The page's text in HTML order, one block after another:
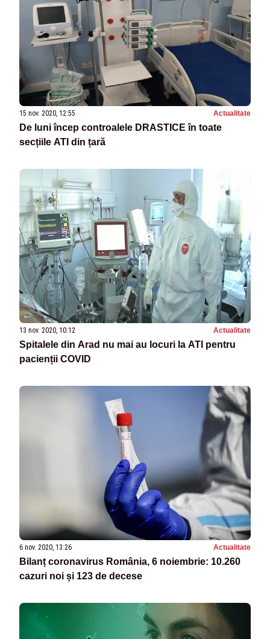
15 nov. 2020, 12:55 Actualitate
De luni încep controalele DRASTICE în toate
secțiile ATI din țară
13 nov. 2020, 10:12 Actualitate
Spitalele din Arad nu mai au locuri la ATI pentru
pacienții COVID
6 nov. 2020, 13:26 Actualitate
Bilanț coronavirus România, 6 noiembrie: 10.260
cazuri noi și 123 de decese